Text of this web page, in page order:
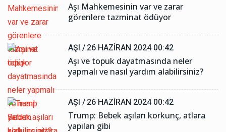
Aşı Mahkemesinin var ve zarar
görenlere tazminat ödüyor
AŞI /26 HAZIRAN 2024 00:42
Aşı ve topuk dayatmasında neler
yapmalı ve nasıl yardım alabilirsiniz?
AŞI /26 HAZIRAN 2024 00:42
Trump: Bebek aşıları korkunç, atlara
yapılan gibi